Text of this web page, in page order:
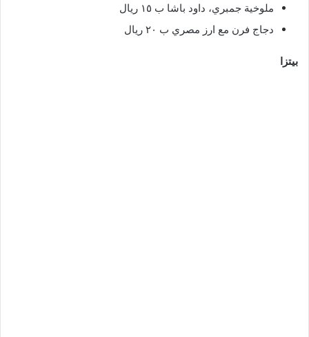
ملوخية جمبري، داود باشا ب ١٥ ريال
دجاج فرن مع ارز مصري ب ٢٠ ريال
بيتزا